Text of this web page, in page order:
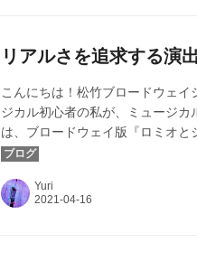
リアルさを追求する演
こんにちは！松竹ブロードウェ
ジカル初心者の私が、ミュージ
は、ブロードウェイ版『ロミオと
について注目します。カバー画像
Yuri